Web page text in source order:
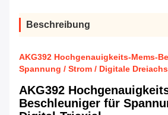
Beschreibung
AKG392 Hochgenauigkeits-Mems-
Spannung / Strom / Digitale
AKG392
Beschleuniger für